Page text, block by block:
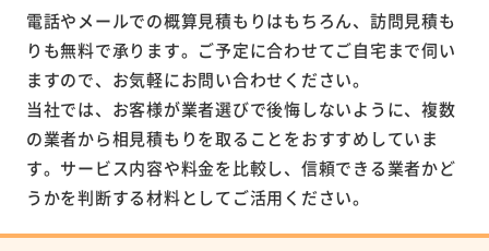
電話やメールでの概算見積もりはもちろん、訪問見積も
りも無料で承ります。ご予定に合わせてご自宅まで伺い
ますので、お気軽にお問い合わせください。
当社では、お客様が業者選びで後悔しないように、複数
の業者から相見積もりを取ることをおすすめしていま
す。サービス内容や料金を比較し、信頼できる業者かど
うかを判断する材料としてご活用ください。